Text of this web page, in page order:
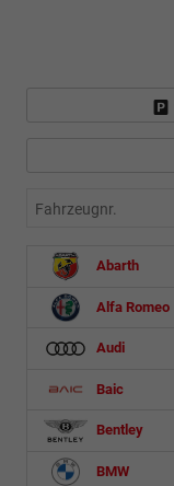
Fahrzeugnr.
Abarth
Alfa Romeo
Audi
Baic
Bentley
BMW